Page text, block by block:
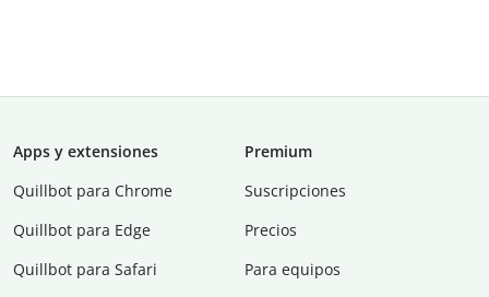
Apps y extensiones
Quillbot para Chrome
Quillbot para Edge
Quillbot para Safari
Premium
Suscripciones
Precios
Para equipos